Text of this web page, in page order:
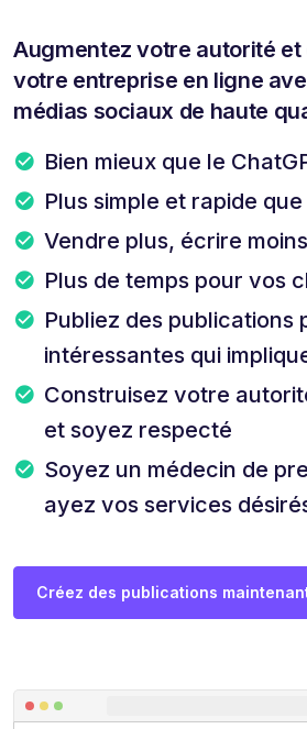
Augmentez votre autorité et
votre entreprise en ligne
médias sociaux de haute
Bien mieux que le
Plus simple et rapide
Vendre plus, écrire moins
Plus de temps pour vos
Publiez des publications
intéressantes qui
Construisez votre
et soyez respecté
Soyez un médecin de
ayez vos services
Créez des publications